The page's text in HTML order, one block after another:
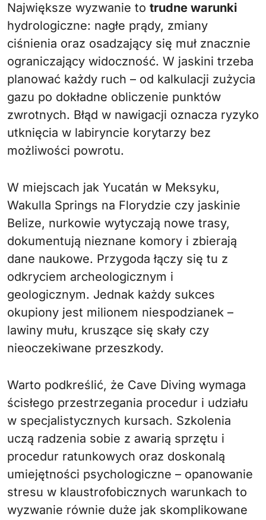
Największe wyzwanie to trudne warunki
hydrologiczne: nagłe prądy, zmiany
ciśnienia oraz osadzający się muł znacznie
ograniczający widoczność. W jaskini trzeba
planować każdy ruch – od kalkulacji zużycia
gazu po dokładne obliczenie punktów
zwrotnych. Błąd w nawigacji oznacza ryzyko
utknięcia w labiryncie korytarzy bez
możliwości powrotu.
W miejscach jak Yucatán w Meksyku,
Wakulla Springs na Florydzie czy jaskinie
Belize, nurkowie wytyczają nowe trasy,
dokumentują nieznane komory i zbierają
dane naukowe. Przygoda łączy się tu z
odkryciem archeologicznym i
geologicznym. Jednak każdy sukces
okupiony jest milionem niespodzianek –
lawiny mułu, kruszące się skały czy
nieoczekiwane przeszkody.
Warto podkreślić, że Cave Diving wymaga
ścisłego przestrzegania procedur i udziału
w specjalistycznych kursach. Szkolenia
uczą radzenia sobie z awarią sprzętu i
procedur ratunkowych oraz doskonalą
umiejętności psychologiczne – opanowanie
stresu w klaustrofobicznych warunkach to
wyzwanie równie duże jak skomplikowane